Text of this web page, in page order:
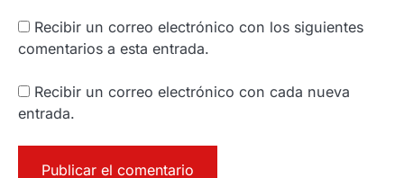
Recibir un correo electrónico con los siguientes
comentarios a esta entrada.
Recibir un correo electrónico con cada nueva
entrada.